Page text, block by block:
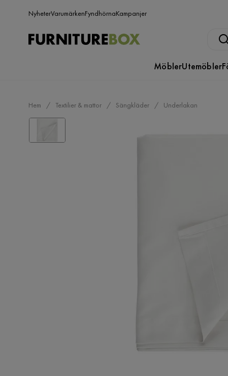
NyheterVarumärkenFyndhörnaKampanjer
MöblerUtemöbler
Hem Textilier & mattor Sängkläder Underlakan